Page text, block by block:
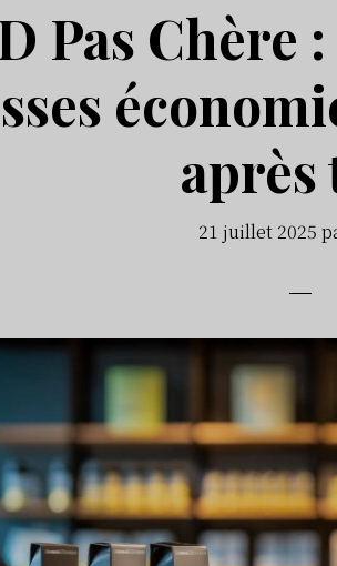
Pas Chère
après
21 juillet 2025